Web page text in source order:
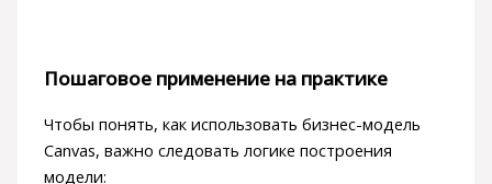
Пошаговое применение на практике
Чтобы понять, как использовать бизнес-модель
Canvas, важно следовать логике построения
модели: